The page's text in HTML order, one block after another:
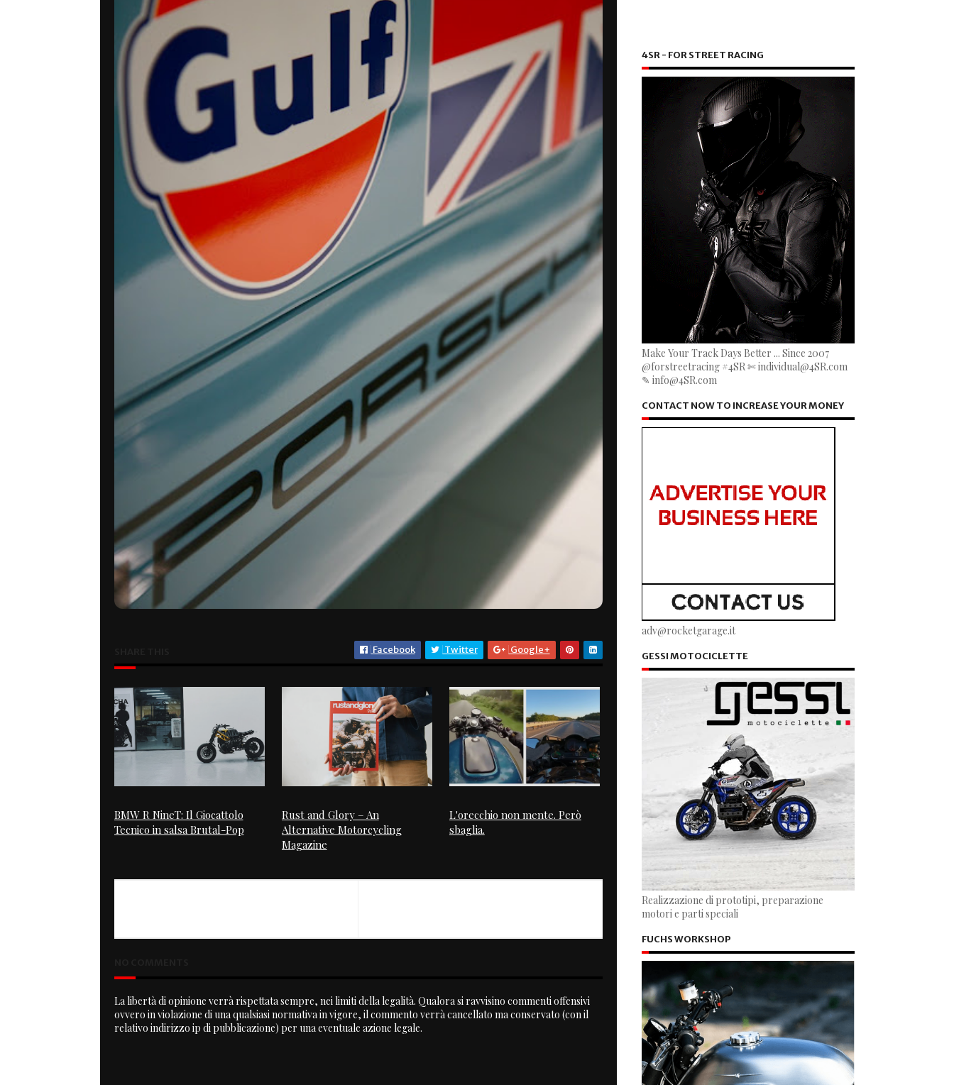
Facebook Twitter Google+
BMW R NineT: Il Giocattolo
Tecnico in salsa Brutal-Pop
Rust and Glory – An
Alternative Motorcycling
Magazine
L'orecchio non mente. Però
sbaglia.
La libertà di opinione verrà rispettata sempre, nei limiti della legalità. Qualora si ravvisino commenti offensivi
ovvero in violazione di una qualsiasi normativa in vigore, il commento verrà cancellato ma conservato (con il
relativo indirizzo ip di pubblicazione) per una eventuale azione legale.
4SR - FOR STREET RACING
Make Your Track Days Better ... Since 2007
@forstreetracing #4SR ✄ individual@4SR.com
✎ info@4SR.com
CONTACT NOW TO INCREASE YOUR MONEY
adv@rocketgarage.it
GESSI MOTOCICLETTE
Realizzazione di prototipi, preparazione
motori e parti speciali
FUCHS WORKSHOP